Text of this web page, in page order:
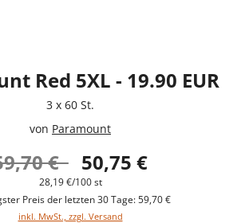
Red 5XL - 19.90 EUR
3 x 60 St.
von Paramount
€ 50,75 €
28,19 €/100 st
Preis der letzten 30 Tage: 59,70 €
inkl. MwSt., zzgl. Versand